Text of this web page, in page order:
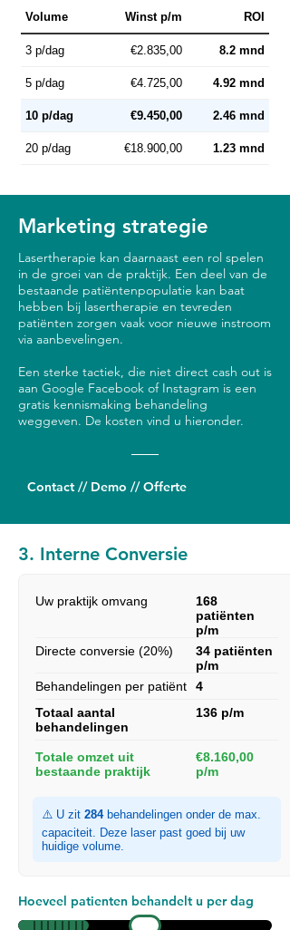
Volume Winst p/m ROI
3 p/dag €2.835,00 8.2 mnd
5 p/dag €4.725,00 4.92 mnd
10 p/dag €9.450,00 2.46 mnd
20 p/dag €18.900,00 1.23 mnd
Marketing strategie
Lasertherapie kan daarnaast een rol spelen
in de groei van de praktijk. Een deel van de
bestaande patiëntenpopulatie kan baat
hebben bij lasertherapie en tevreden
patiënten zorgen vaak voor nieuwe instroom
via aanbevelingen.
Een sterke tactiek, die niet direct cash out is
aan Google Facebook of Instagram is een
gratis kennismaking behandeling
weggeven. De kosten vind u hieronder.
Contact // Demo // Offerte
3. Interne Conversie
Uw praktijk omvang
168
patiënten
p/m
Directe conversie (20%)
34 patiënten
p/m
Behandelingen per patiënt
4
Totaal aantal
behandelingen
136 p/m
Totale omzet uit
bestaande praktijk
€8.160,00
p/m
⚠️ U zit 284behandelingen onder de max.
capaciteit. Deze laser past goed bij uw
huidige volume.
Hoeveel patienten behandelt u per dag